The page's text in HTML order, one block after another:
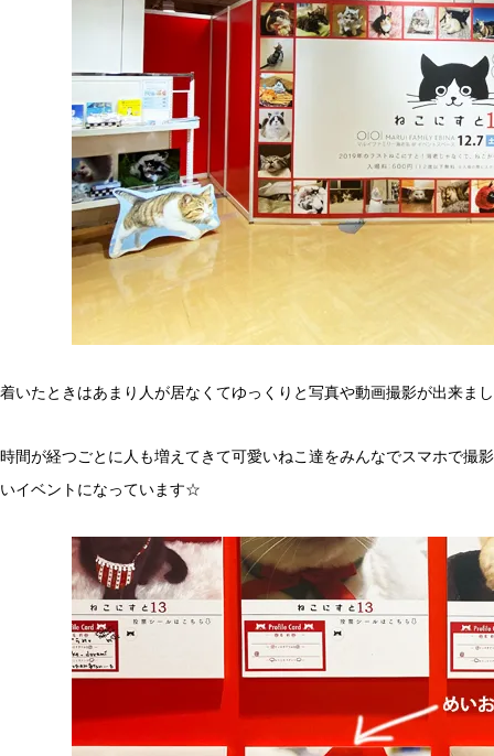
着いたときはあまり人が居なくてゆっくりと写真や動画撮影が出来ま
時間が経つごとに人も増えてきて可愛いねこ達をみんなでスマホで撮
いイベントになっています☆